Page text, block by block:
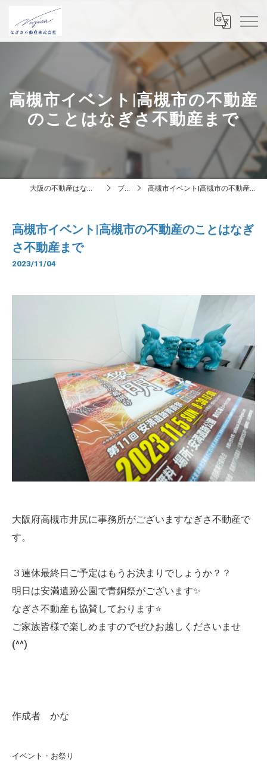
高槻市イベント|高槻市の不動産
のことはなぎさ不動産まで
大阪の不動産はなぎさ不動産株式会社 ブログ 高槻市イベント|高槻市の不動産のことはなぎさ不動産まで
高槻市イベント|高槻市の不動産のことはなぎ
さ不動産まで
2023/11/04
大阪府高槻市井尻に事務所がございますなぎさ不動産で
す。
３連休最終日ご予定はもうお決まりでしょうか？？
明日は安満遺跡公園で青銅祭がございます✨
なぎさ不動産も協賛しております⭐️
ご家族皆様で楽しめますのでぜひお越しくださいませ
(^^)
作成者 かな
イベント・お祭り